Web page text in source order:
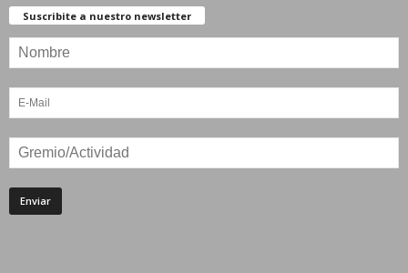
Suscribite a nuestro newsletter